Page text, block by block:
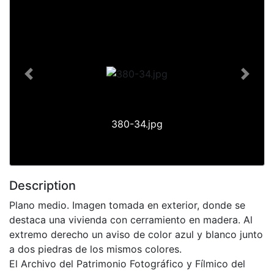
380-34.jpg
Previous Next
Description
Plano medio. Imagen tomada en exterior, donde se
destaca una vivienda con cerramiento en madera. Al
extremo derecho un aviso de color azul y blanco junto
a dos piedras de los mismos colores.
El Archivo del Patrimonio Fotográfico y Fílmico del